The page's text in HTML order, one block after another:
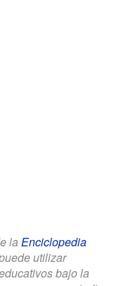
la Enciclopedia
utilizar
bajo la